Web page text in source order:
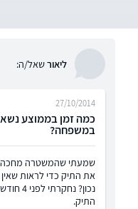
ליאורשאל/ה:
כמה זמן בממוצע
במשפחה?
27/10/2014
שמעתי שהמשטרה מחכה
את התיק כדי לראות
נכון?
התיק.